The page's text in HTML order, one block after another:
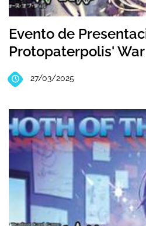
Evento de
Protopaterpolis' War
27/03/2025